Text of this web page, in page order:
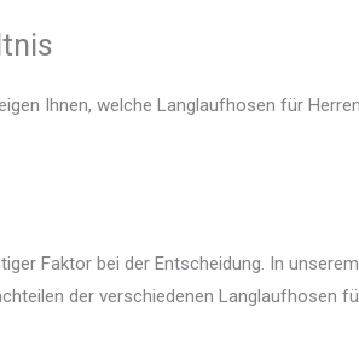
Ihnen, welche Langlaufhosen für
Faktor bei der Entscheidung. In
der verschiedenen Langlaufhosen